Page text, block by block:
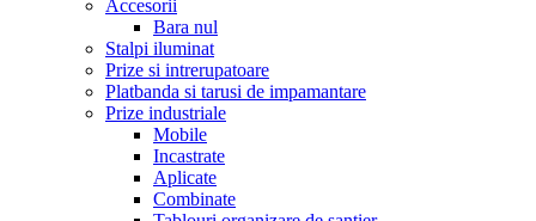
Accesorii
Bara nul
Stalpi iluminat
Prize si intrerupatoare
Platbanda si tarusi de impamantare
Prize industriale
Mobile
Incastrate
Aplicate
Combinate